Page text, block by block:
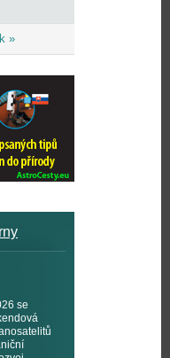
»
se